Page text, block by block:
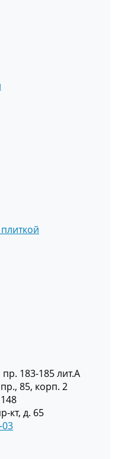
183-185 лит.А
85, корп. 2
кт, д. 65
03